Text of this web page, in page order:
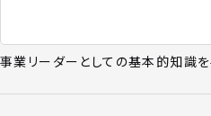
事業リーダーとしての基本的知識